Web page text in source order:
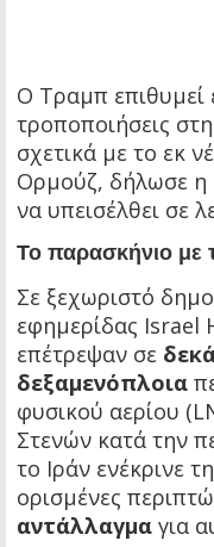
Ο Τραμπ επιθυμεί
τροποποιήσεις
σχετικά με το εκ
Ορμούζ, δήλωσε η
να υπεισέλθει σε
Το παρασκήνιο με
Σε ξεχωριστό
εφημερίδας Israel
επέτρεψαν σε
δεξαμενόπλοια
φυσικού αερίου
Στενών κατά την
το Ιράν ενέκρινε
ορισμένες
αντάλλαγμα για